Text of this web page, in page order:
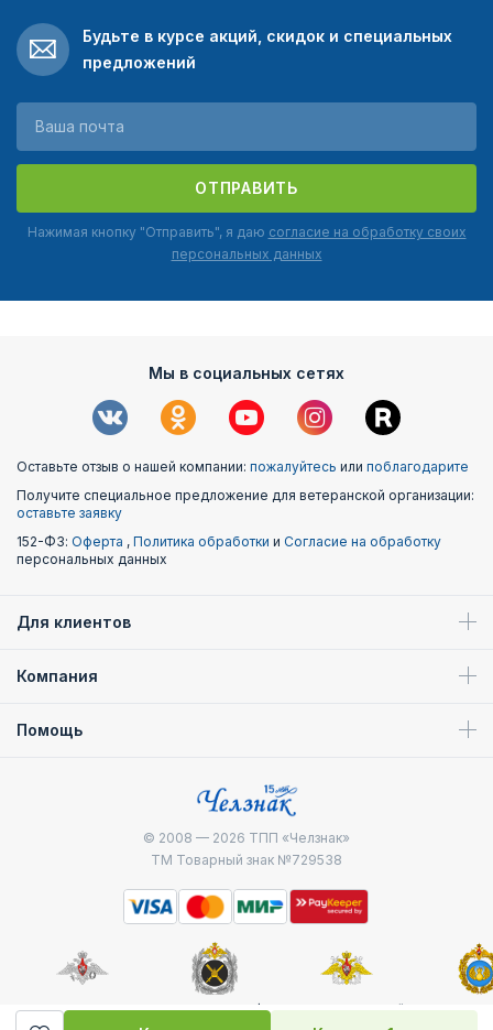
Будьте в курсе акций, скидок и специальных
предложений
ОТПРАВИТЬ
Нажимая кнопку "Отправить", я даю согласие на обработку своих
персональных данных
Мы в социальных сетях
Оставьте отзыв о нашей компании: пожалуйтесь или поблагодарите
Получите специальное предложение для ветеранской организации:
оставьте заявку
152-ФЗ: Оферта , Политика обработки и Согласие на обработку
персональных данных
Для клиентов
Компания
Помощь
© 2008 — 2026 ТПП «Челзнак»
ТМ Товарный знак №729538
Министерство
Генштаб ВС РФ
Военно-морской